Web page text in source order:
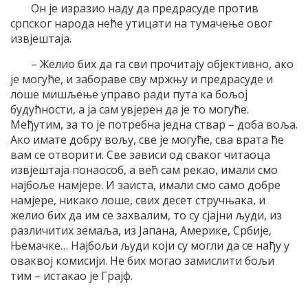
Он је изразио наду да предрасуде против
српског народа неће утицати на тумачење овог
извјештаја.
– Желио бих да га сви прочитају објективно, ако
је могуће, и забораве сву мржњу и предрасуде и
лоше мишљење управо ради пута ка бољој
будућности, а ја сам увјерен да је то могуће.
Међутим, за то је потребна једна ствар – доба воља.
Ако имате добру вољу, све је могуће, сва врата ће
вам се отворити. Све зависи од сваког читаоца
извјештаја понаособ, а већ сам рекао, имали смо
најбоље намјере. И заиста, имали смо само добре
намјере, никако лоше, свих десет стручњака, и
желио бих да им се захвалим, то су сјајни људи, из
различитих земаља, из Јапана, Америке, Србије,
Њемачке… Најбољи људи који су могли да се нађу у
оваквој комисији. Не бих могао замислити бољи
тим – истакао је Грајф.